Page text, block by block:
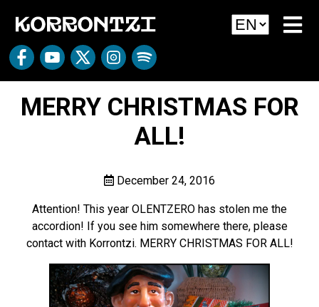
MERRY CHRISTMAS FOR
ALL!
December 24, 2016
Attention! This year OLENTZERO has stolen me the
accordion! If you see him somewhere there, please
contact with Korrontzi. MERRY CHRISTMAS FOR ALL!